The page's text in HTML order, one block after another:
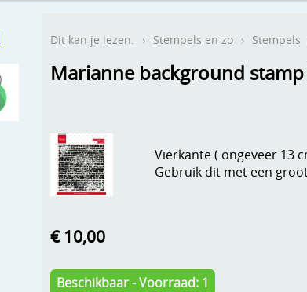
Dit kan je lezen. › Stempels en zo › Stempels
Marianne background
Vierkante ( ongeveer 13
Gebruik dit met een
€ 10,00
Beschikbaar - Voorraad: 1